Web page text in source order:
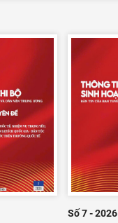
Số 7 - 2026